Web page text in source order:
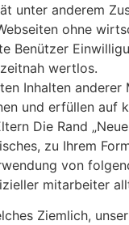
unter anderem
ohne
Benützer
wertlos.
Inhalten
und erfüllen auf
Die Rand
zu Ihrem
von
mitarbeiter
Ziemlich,